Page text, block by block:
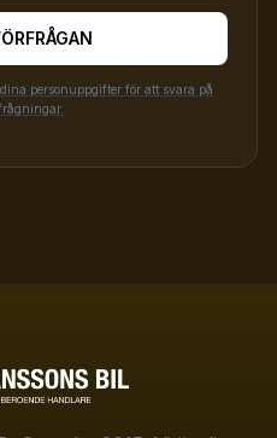
personuppgifter för att svara på